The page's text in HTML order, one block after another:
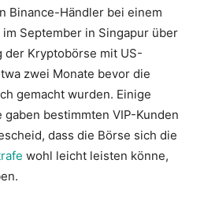
Binance-Händler bei einem
September in Singapur über
der Kryptobörse mit US-
zwei Monate bevor die
gemacht wurden. Einige
bestimmten VIP-Kunden
dass die Börse sich die
wohl leicht leisten könne,